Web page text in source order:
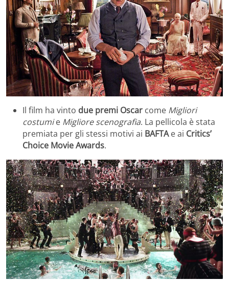
Il film ha vinto due premi Oscar come Migliori
costumie Migliore scenografia. La pellicola è stata
premiata per gli stessi motivi ai BAFTAe ai Critics’
Choice Movie Awards.